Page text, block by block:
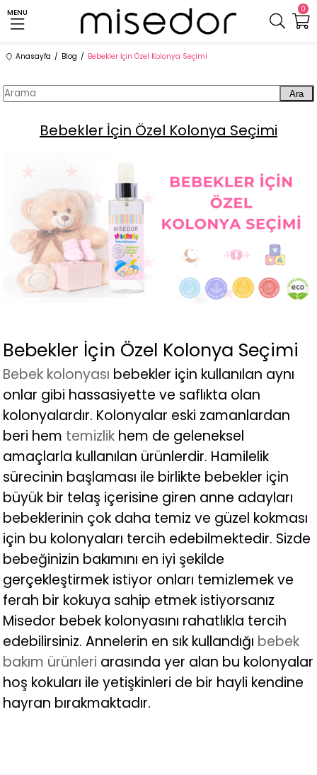
0
MENU
Anasayfa Blog Bebekler İçin Özel Kolonya Seçimi
Ara
Bebekler İçin Özel Kolonya Seçimi
Bebekler İçin Özel Kolonya Seçimi
Bebek kolonyası bebekler için kullanılan aynı
onlar gibi hassasiyette ve saflıkta olan
kolonyalardır. Kolonyalar eski zamanlardan
beri hem temizlik hem de geleneksel
amaçlarla kullanılan ürünlerdir. Hamilelik
sürecinin başlaması ile birlikte bebekler için
büyük bir telaş içerisine giren anne adayları
bebeklerinin çok daha temiz ve güzel kokması
için bu kolonyaları tercih edebilmektedir. Sizde
bebeğinizin bakımını en iyi şekilde
gerçekleştirmek istiyor onları temizlemek ve
ferah bir kokuya sahip etmek istiyorsanız
Misedor bebek kolonyasını rahatlıkla tercih
edebilirsiniz. Annelerin en sık kullandığı bebek
bakım ürünleri arasında yer alan bu kolonyalar
hoş kokuları ile yetişkinleri de bir hayli kendine
hayran bırakmaktadır.